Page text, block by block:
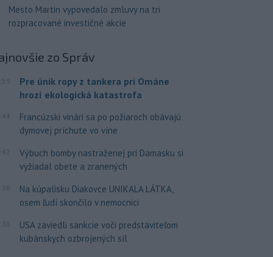
Mesto Martin vypovedalo zmluvy na tri
rozpracované investičné akcie
zo Správ
Pre únik ropy z tankera pri Ománe
hrozí ekologická katastrofa
Francúzski vinári sa po požiaroch obávajú
dymovej príchute vo víne
Výbuch bomby nastraženej pri Damasku si
vyžiadal obete a zranených
Na kúpalisku Diakovce UNIKALA LÁTKA,
osem ľudí skončilo v nemocnici
USA zaviedli sankcie voči predstaviteľom
kubánskych ozbrojených síl